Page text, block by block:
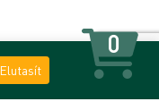
Elutasít
0